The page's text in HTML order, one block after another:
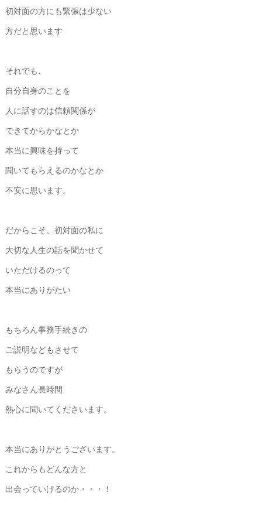
初対面の方にも緊張は少ない
方だと思います
それでも、
自分自身のことを
人に話すのは信頼関係が
できてからかなとか
本当に興味を持って
聞いてもらえるのかなとか
不安に思います。
だからこそ、初対面の私に
大切な人生の話を聞かせて
いただけるのって
本当にありがたい
もちろん事務手続きの
ご説明などもさせて
もらうのですが
みなさん長時間
熱心に聞いてくださいます。
本当にありがとうございます。
これからもどんな方と
出会っていけるのか・・・！